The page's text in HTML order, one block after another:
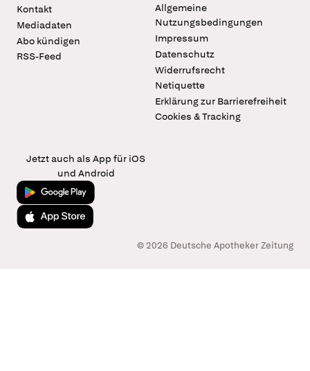
Kontakt
Mediadaten
Abo kündigen
RSS-Feed
Allgemeine
Nutzungsbedingungen
Impressum
Datenschutz
Widerrufsrecht
Netiquette
Erklärung zur Barrierefreiheit
Cookies & Tracking
Jetzt auch als App für iOS
und Android
Jetzt bei Google Play
Laden im App Store
© 2026 Deutsche Apotheker Zeitung